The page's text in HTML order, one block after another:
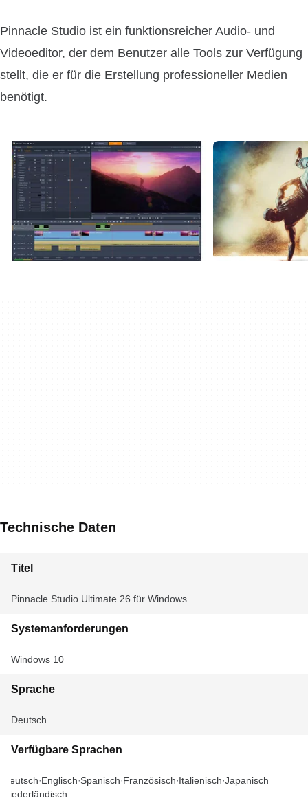
Pinnacle Studio ist ein funktionsreicher Audio- und
Videoeditor, der dem Benutzer alle Tools zur Verfügung
stellt, die er für die Erstellung professioneller Medien
benötigt.
Technische Daten
Titel
Pinnacle Studio Ultimate 26 für Windows
Systemanforderungen
Windows 10
Sprache
Deutsch
Verfügbare Sprachen
Deutsch Englisch Spanisch Französisch Italienisch Japanisch
Niederländisch